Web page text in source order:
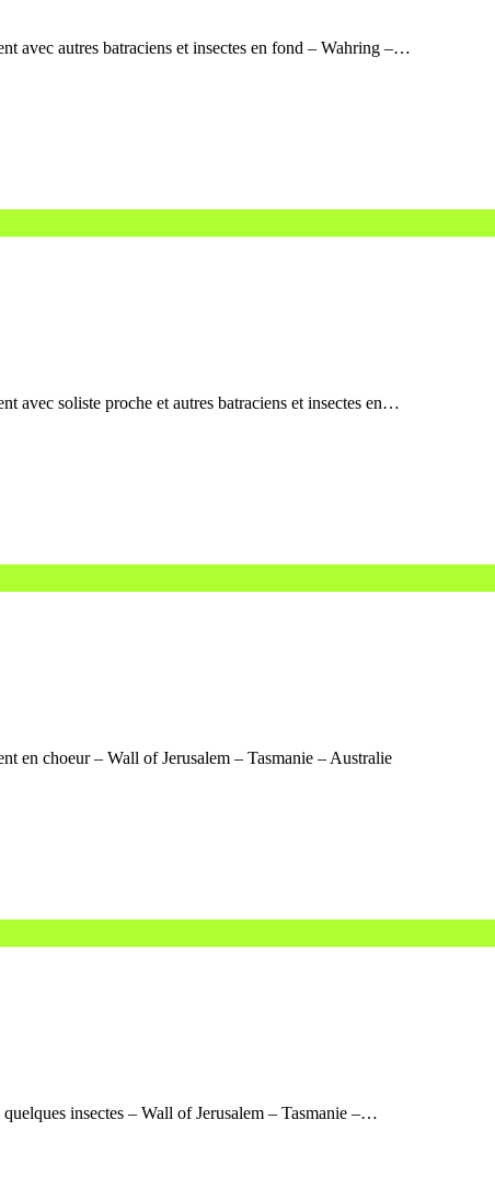
avec autres batraciens et insectes en fond – Wahring –…
avec soliste proche et autres batraciens et insectes en…
en choeur – Wall of Jerusalem – Tasmanie – Australie
insectes – Wall of Jerusalem – Tasmanie –…